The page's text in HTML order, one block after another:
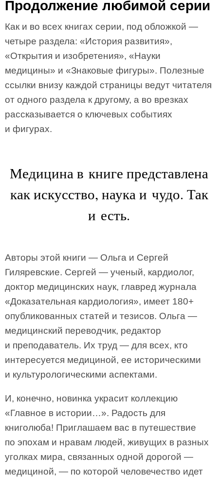
Продолжение любимой серии
Как и во всех книгах серии, под обложкой —
четыре раздела: «История развития»,
«Открытия и изобретения», «Науки
медицины» и «Знаковые фигуры». Полезные
ссылки внизу каждой страницы ведут читателя
от одного раздела к другому, а во врезках
рассказывается о ключевых событиях
и фигурах.
Медицина в книге представлена
как искусство, наука и чудо. Так
и есть.
Авторы этой книги — Ольга и Сергей
Гиляревские. Сергей — ученый, кардиолог,
доктор медицинских наук, главред журнала
«Доказательная кардиология», имеет 180+
опубликованных статей и тезисов. Ольга —
медицинский переводчик, редактор
и преподаватель. Их труд — для всех, кто
интересуется медициной, ее историческими
и культурологическими аспектами.
И, конечно, новинка украсит коллекцию
«Главное в истории…». Радость для
книголюба! Приглашаем вас в путешествие
по эпохам и нравам людей, живущих в разных
уголках мира, связанных одной дорогой —
медициной, — по которой человечество идет